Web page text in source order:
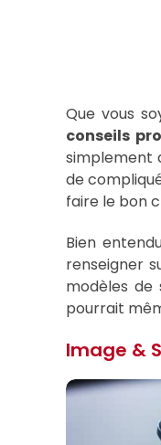
Que vous
conseils
simplement
de
faire le bon
Bien
renseigner
modèles
pourrait
Image &